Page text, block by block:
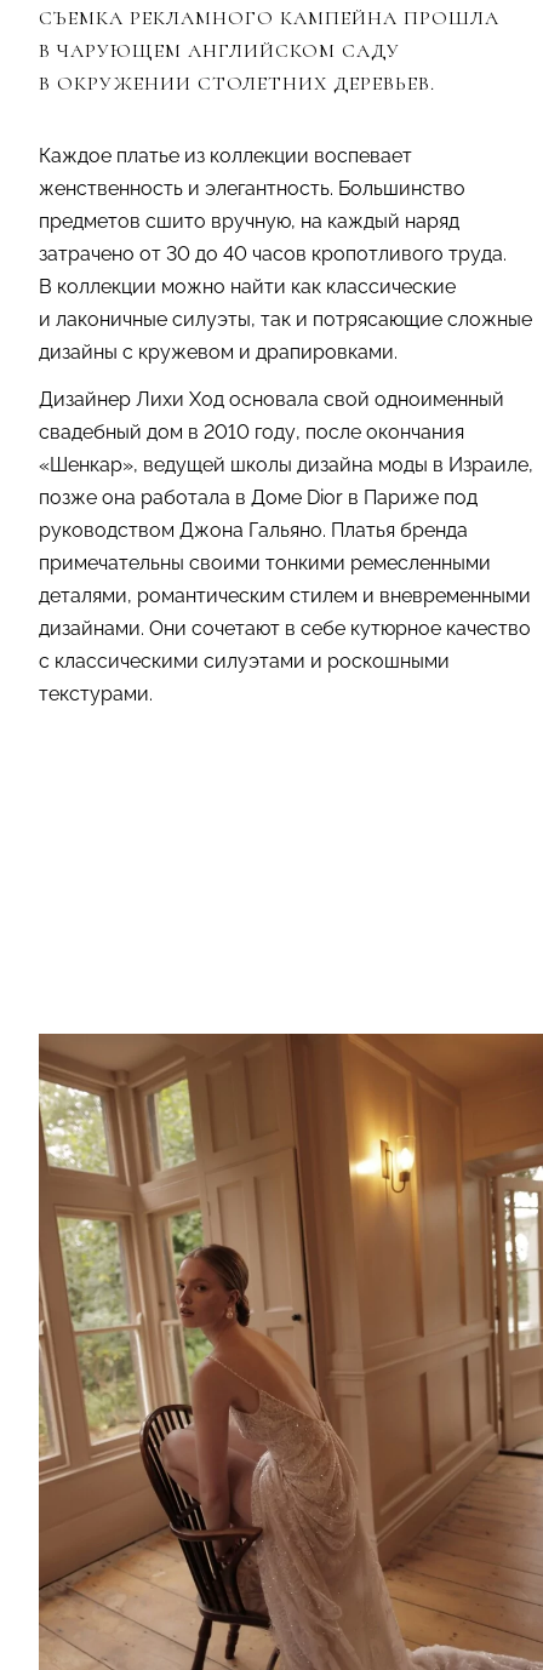
СЪЕМКА РЕКЛАМНОГО КАМПЕЙНА ПРОШЛА
В ЧАРУЮЩЕМ АНГЛИЙСКОМ САДУ
В ОКРУЖЕНИИ СТОЛЕТНИХ ДЕРЕВЬЕВ.
Каждое платье из коллекции воспевает
женственность и элегантность. Большинство
предметов сшито вручную, на каждый наряд
затрачено от 30 до 40 часов кропотливого труда.
В коллекции можно найти как классические
и лаконичные силуэты, так и потрясающие сложные
дизайны с кружевом и драпировками.
Дизайнер Лихи Ход основала свой одноименный
свадебный дом в 2010 году, после окончания
«Шенкар», ведущей школы дизайна моды в Израиле,
позже она работала в Доме Dior в Париже под
руководством Джона Гальяно. Платья бренда
примечательны своими тонкими ремесленными
деталями, романтическим стилем и вневременными
дизайнами. Они сочетают в себе кутюрное качество
с классическими силуэтами и роскошными
текстурами.